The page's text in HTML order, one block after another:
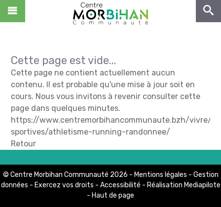
NOUS CONNAÎTRE
ENTREPRENDRE
DÉCOUVRIR
NOUS REJOINDRE !
ACCÈS RAPIDES
Centre Morbihan Culture
Centre Morbihan Tourisme
Hubenerco
Zone de Kerjean
CS 10369
56503 Locminé Cedex
Contact
Cette page est vide...
Cette page ne contient actuellement aucun
contenu. Il est probable qu'une mise à jour soit en
cours. Nous vous invitons à revenir consulter cette
page dans quelques minutes.
https://www.centremorbihancommunaute.bzh/vivre/
sportives/athletisme-running-randonnee/
Retour
© Centre Morbihan Communauté 2026 - Mentions légales - Gestion
données - Exercez vos droits - Accessibilité - Réalisation Mediapilote
- Haut de page